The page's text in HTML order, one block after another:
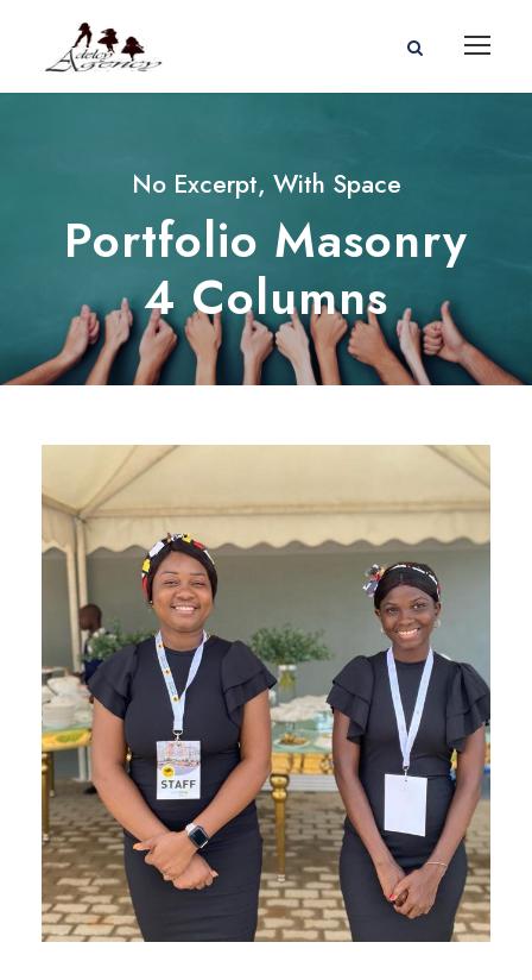
No Excerpt, With Space
Portfolio Masonry
4 Columns